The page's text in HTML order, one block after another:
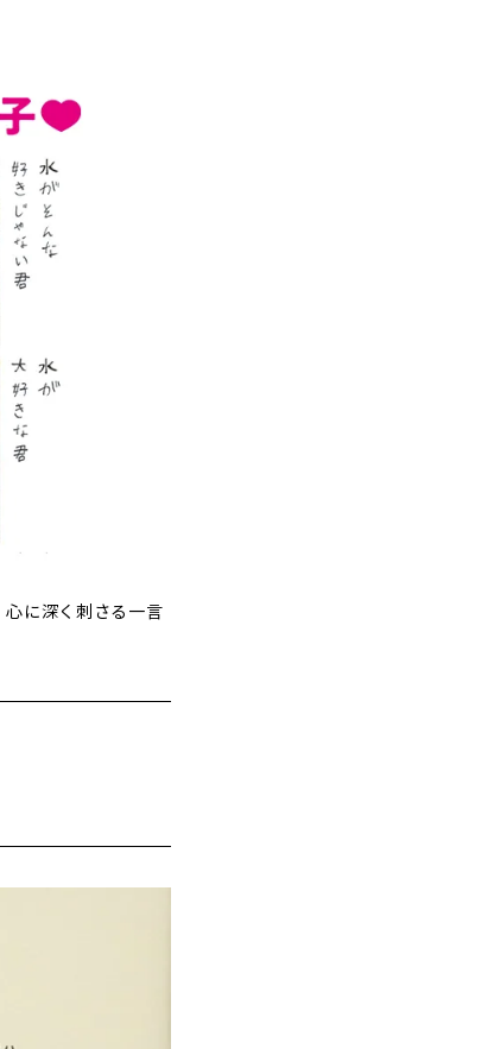
に深く刺さる一言